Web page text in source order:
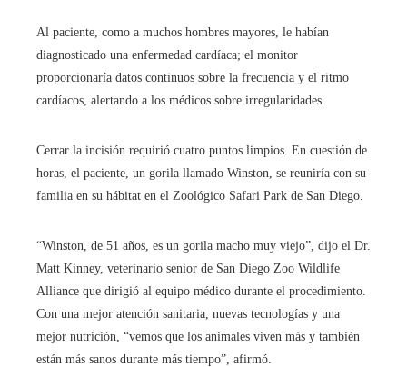
Al paciente, como a muchos hombres mayores, le habían
diagnosticado una enfermedad cardíaca; el monitor
proporcionaría datos continuos sobre la frecuencia y el ritmo
cardíacos, alertando a los médicos sobre irregularidades.
Cerrar la incisión requirió cuatro puntos limpios. En cuestión de
horas, el paciente, un gorila llamado Winston, se reuniría con su
familia en su hábitat en el Zoológico Safari Park de San Diego.
“Winston, de 51 años, es un gorila macho muy viejo”, dijo el Dr.
Matt Kinney, veterinario senior de San Diego Zoo Wildlife
Alliance que dirigió al equipo médico durante el procedimiento.
Con una mejor atención sanitaria, nuevas tecnologías y una
mejor nutrición, “vemos que los animales viven más y también
están más sanos durante más tiempo”, afirmó.